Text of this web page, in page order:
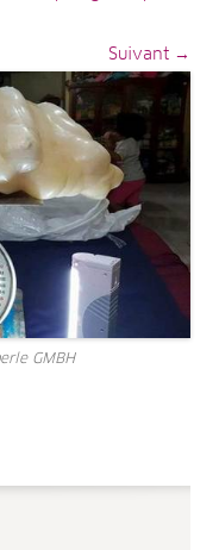
Suivant →
GMBH